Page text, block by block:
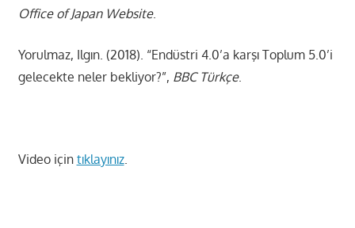
Office of Japan Website.
Yorulmaz, Ilgın. (2018). “Endüstri 4.0’a karşı Toplum 5.0’i
gelecekte neler bekliyor?”, BBC Türkçe.
Video için tıklayınız.